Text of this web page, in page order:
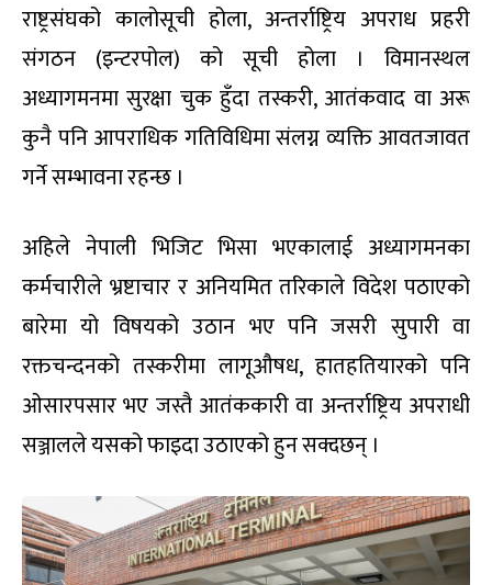
राष्ट्रसंघको कालोसूची होला, अन्तर्राष्ट्रिय अपराध प्रहरी
संगठन (इन्टरपोल) को सूची होला । विमानस्थल
अध्यागमनमा सुरक्षा चुक हुँदा तस्करी, आतंकवाद वा अरू
कुनै पनि आपराधिक गतिविधिमा संलग्न व्यक्ति आवतजावत
गर्ने सम्भावना रहन्छ ।
अहिले नेपाली भिजिट भिसा भएकालाई अध्यागमनका
कर्मचारीले भ्रष्टाचार र अनियमित तरिकाले विदेश पठाएको
बारेमा यो विषयको उठान भए पनि जसरी सुपारी वा
रक्तचन्दनको तस्करीमा लागूऔषध, हातहतियारको पनि
ओसारपसार भए जस्तै आतंककारी वा अन्तर्राष्ट्रिय अपराधी
सञ्जालले यसको फाइदा उठाएको हुन सक्दछन् ।